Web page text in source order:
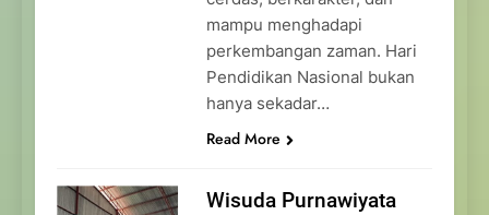
mampu menghadapi
perkembangan zaman. Hari
Pendidikan Nasional bukan
hanya sekadar…
Read More
Wisuda Purnawiyata